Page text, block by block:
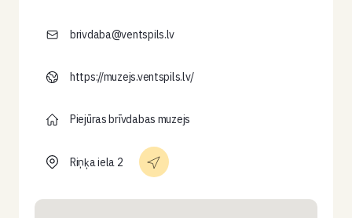
brivdaba@ventspils.lv
https://muzejs.ventspils.lv/
Piejūras brīvdabas muzejs
Riņķa iela 2